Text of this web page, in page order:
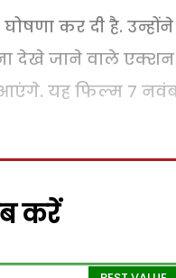
कर दी है. उन्होंने
देखे जाने वाले एक्शन
यह फिल्म 7
करें